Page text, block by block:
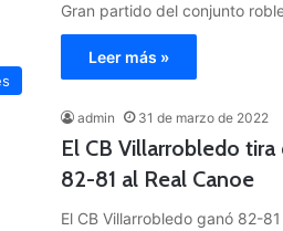
Gran partido del conjunto
Leer más »
admin 31 de marzo de 2022
El CB Villarrobledo
82-81 al Real Canoe
El CB Villarrobledo ganó 82-